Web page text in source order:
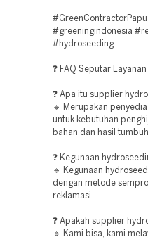
#greeningindonesia
#hydroseeding
❓ FAQ Seputar
❓ Apa itu supplier
🔹 Merupakan
untuk kebutuhan
bahan dan hasil
❓ Kegunaan
🔹 Kegunaan
dengan metode
reklamasi.
❓ Apakah supplier
🔹 Kami bisa, kami